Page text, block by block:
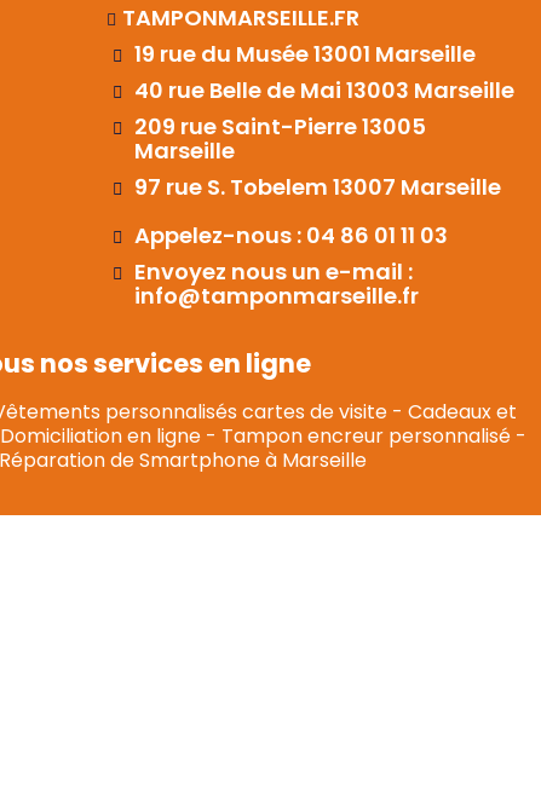
TAMPONMARSEILLE.FR
19 rue du Musée 13001 Marseille
40 rue Belle de Mai 13003 Marseille
209 rue Saint-Pierre 13005
Marseille
97 rue S. Tobelem 13007 Marseille
Appelez-nous : 04 86 01 11 03
Envoyez nous un e-mail :
info@tamponmarseille.fr
nos services en ligne
personnalisés cartes de visite- Cadeaux et
en ligne - Tampon encreur personnalisé -
Réparation de Smartphone à Marseille